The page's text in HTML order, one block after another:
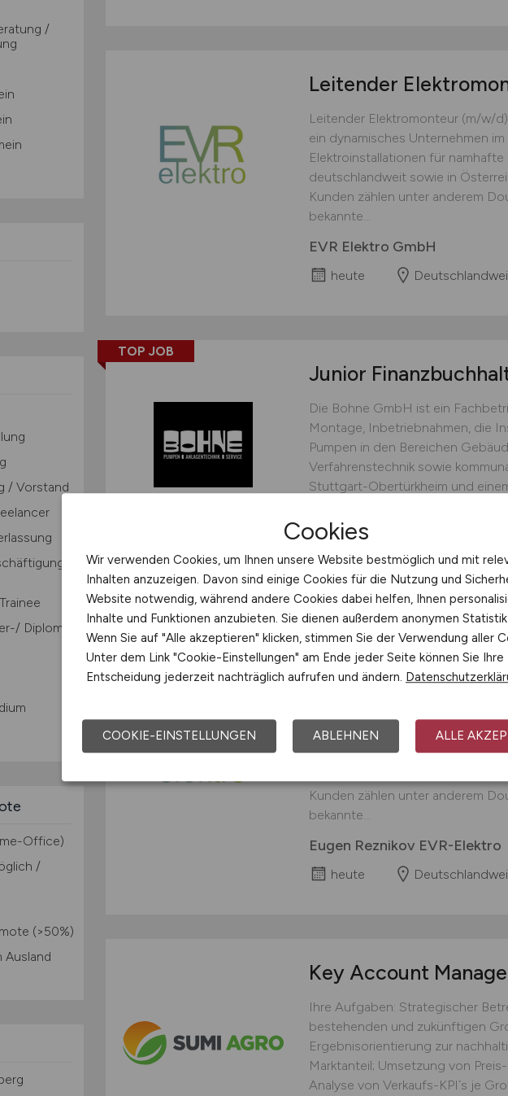
/
/ Vorstand
/
Diplom-
Office)
/
(>50%)
Ausland
Leitender
Leitender Elektromonteur (m/w/
ein dynamisches Unternehmen
Elektroinstallationen für
deutschlandweit sowie in
Kunden zählen unter anderem
bekannte...
EVR Elektro GmbH
heute
TOP JOB
Junior
Die Bohne GmbH ist ein
Montage, Inbetriebnahmen, die
Pumpen in den Bereichen
Verfahrenstechnik sowie
Stuttgart-Obertürkheim und
Oberboihingen. Unser Anspruch
bestem...
Bohne GmbH Pumpen |
heute Stuttgart
Leitender
Leitender Elektromonteur (m/w/
ein dynamisches Unternehmen
Elektroinstallationen für
deutschlandweit sowie in
Kunden zählen unter anderem
bekannte...
Eugen Reznikov EVR-Elektro
heute
Key Account
Ihre Aufgaben: Strategischer
bestehenden und zukünftigen
Ergebnisorientierung zur
Marktanteil; Umsetzung von
Analyse von Verkaufs-KPI´s je
Cookies
Wir verwenden Cookies, um Ihnen unsere Website bestmöglich und mit
Inhalten anzuzeigen. Davon sind einige Cookies für die Nutzung und
Website notwendig, während andere Cookies dabei helfen, Ihnen
Inhalte und Funktionen anzubieten. Sie dienen außerdem anonymen
Wenn Sie auf "Alle akzeptieren" klicken, stimmen Sie der Verwendung aller
Unter dem Link "Cookie-Einstellungen" am Ende jeder Seite können Sie Ihre
Entscheidung jederzeit nachträglich aufrufen und ändern.
COOKIE-EINSTELLUNGEN ABLEHNEN ALLE